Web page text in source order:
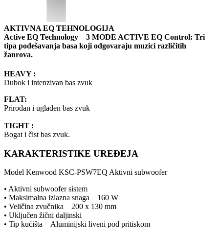
AKTIVNA EQ TEHNOLOGIJA
Active EQ Technology 3 MODE ACTIVE EQ Control: Tri
tipa podešavanja basa koji odgovaraju muzici različitih
žanrova.
HEAVY :
Dubok i intenzivan bas zvuk
FLAT:
Prirodan i uglađen bas zvuk
TIGHT :
Bogat i čist bas zvuk.
KARAKTERISTIKE UREĐEJA
Model Kenwood KSC-PSW7EQ Aktivni subwoofer
• Aktivni subwoofer sistem
• Maksimalna izlazna snaga 160 W
• Veličina zvučnika 200 x 130 mm
• Uključen žični daljinski
• Tip kućišta Aluminijski liveni pod pritiskom